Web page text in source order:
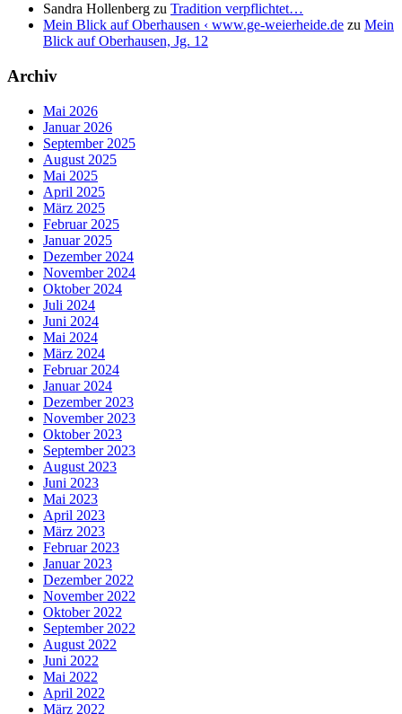
Sandra Hollenberg zu Tradition verpflichtet…
Mein Blick auf Oberhausen ‹ www.ge-weierheide.de zu Mein
Blick auf Oberhausen, Jg. 12
Archiv
Mai 2026
Januar 2026
September 2025
August 2025
Mai 2025
April 2025
März 2025
Februar 2025
Januar 2025
Dezember 2024
November 2024
Oktober 2024
Juli 2024
Juni 2024
Mai 2024
März 2024
Februar 2024
Januar 2024
Dezember 2023
November 2023
Oktober 2023
September 2023
August 2023
Juni 2023
Mai 2023
April 2023
März 2023
Februar 2023
Januar 2023
Dezember 2022
November 2022
Oktober 2022
September 2022
August 2022
Juni 2022
Mai 2022
April 2022
März 2022